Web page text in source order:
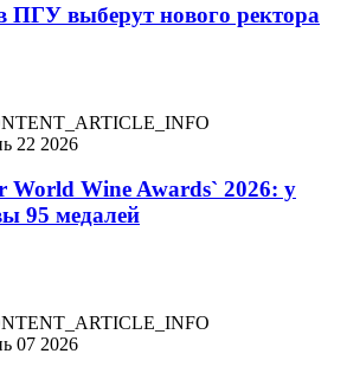
ПГУ выберут нового ректора
22 2026
World Wine Awards` 2026: у
95 медалей
07 2026